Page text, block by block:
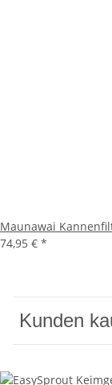
Maunawai
74,95 € *
Kunden